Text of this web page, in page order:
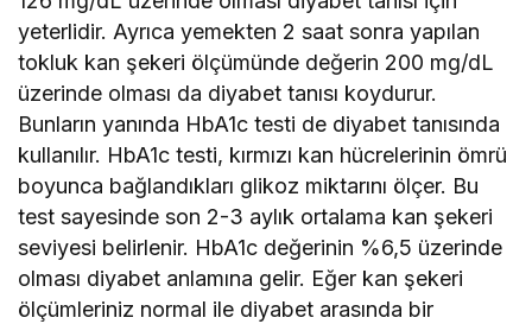
yeterlidir. Ayrıca yemekten 2 saat sonra yapılan
tokluk kan şekeri ölçümünde değerin 200 mg/dL
üzerinde olması da diyabet tanısı koydurur.
Bunların yanında HbA1c testi de diyabet tanısında
kullanılır. HbA1c testi, kırmızı kan hücrelerinin ömrü
boyunca bağlandıkları glikoz miktarını ölçer. Bu
test sayesinde son 2-3 aylık ortalama kan şekeri
seviyesi belirlenir. HbA1c değerinin %6,5 üzerinde
olması diyabet anlamına gelir. Eğer kan şekeri
ölçümleriniz normal ile diyabet arasında bir